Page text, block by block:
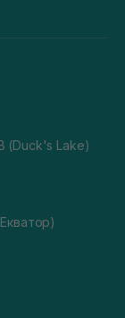
(Duck's Lake)